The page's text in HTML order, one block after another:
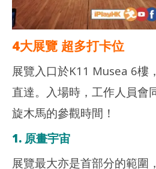
4大展覽 超多打卡位
展覽入口於K11 Musea 6樓
直達。入場時，工作人員會
旋木馬的參觀時間！
1. 原畫宇宙
展覽最大亦是首部分的範圍